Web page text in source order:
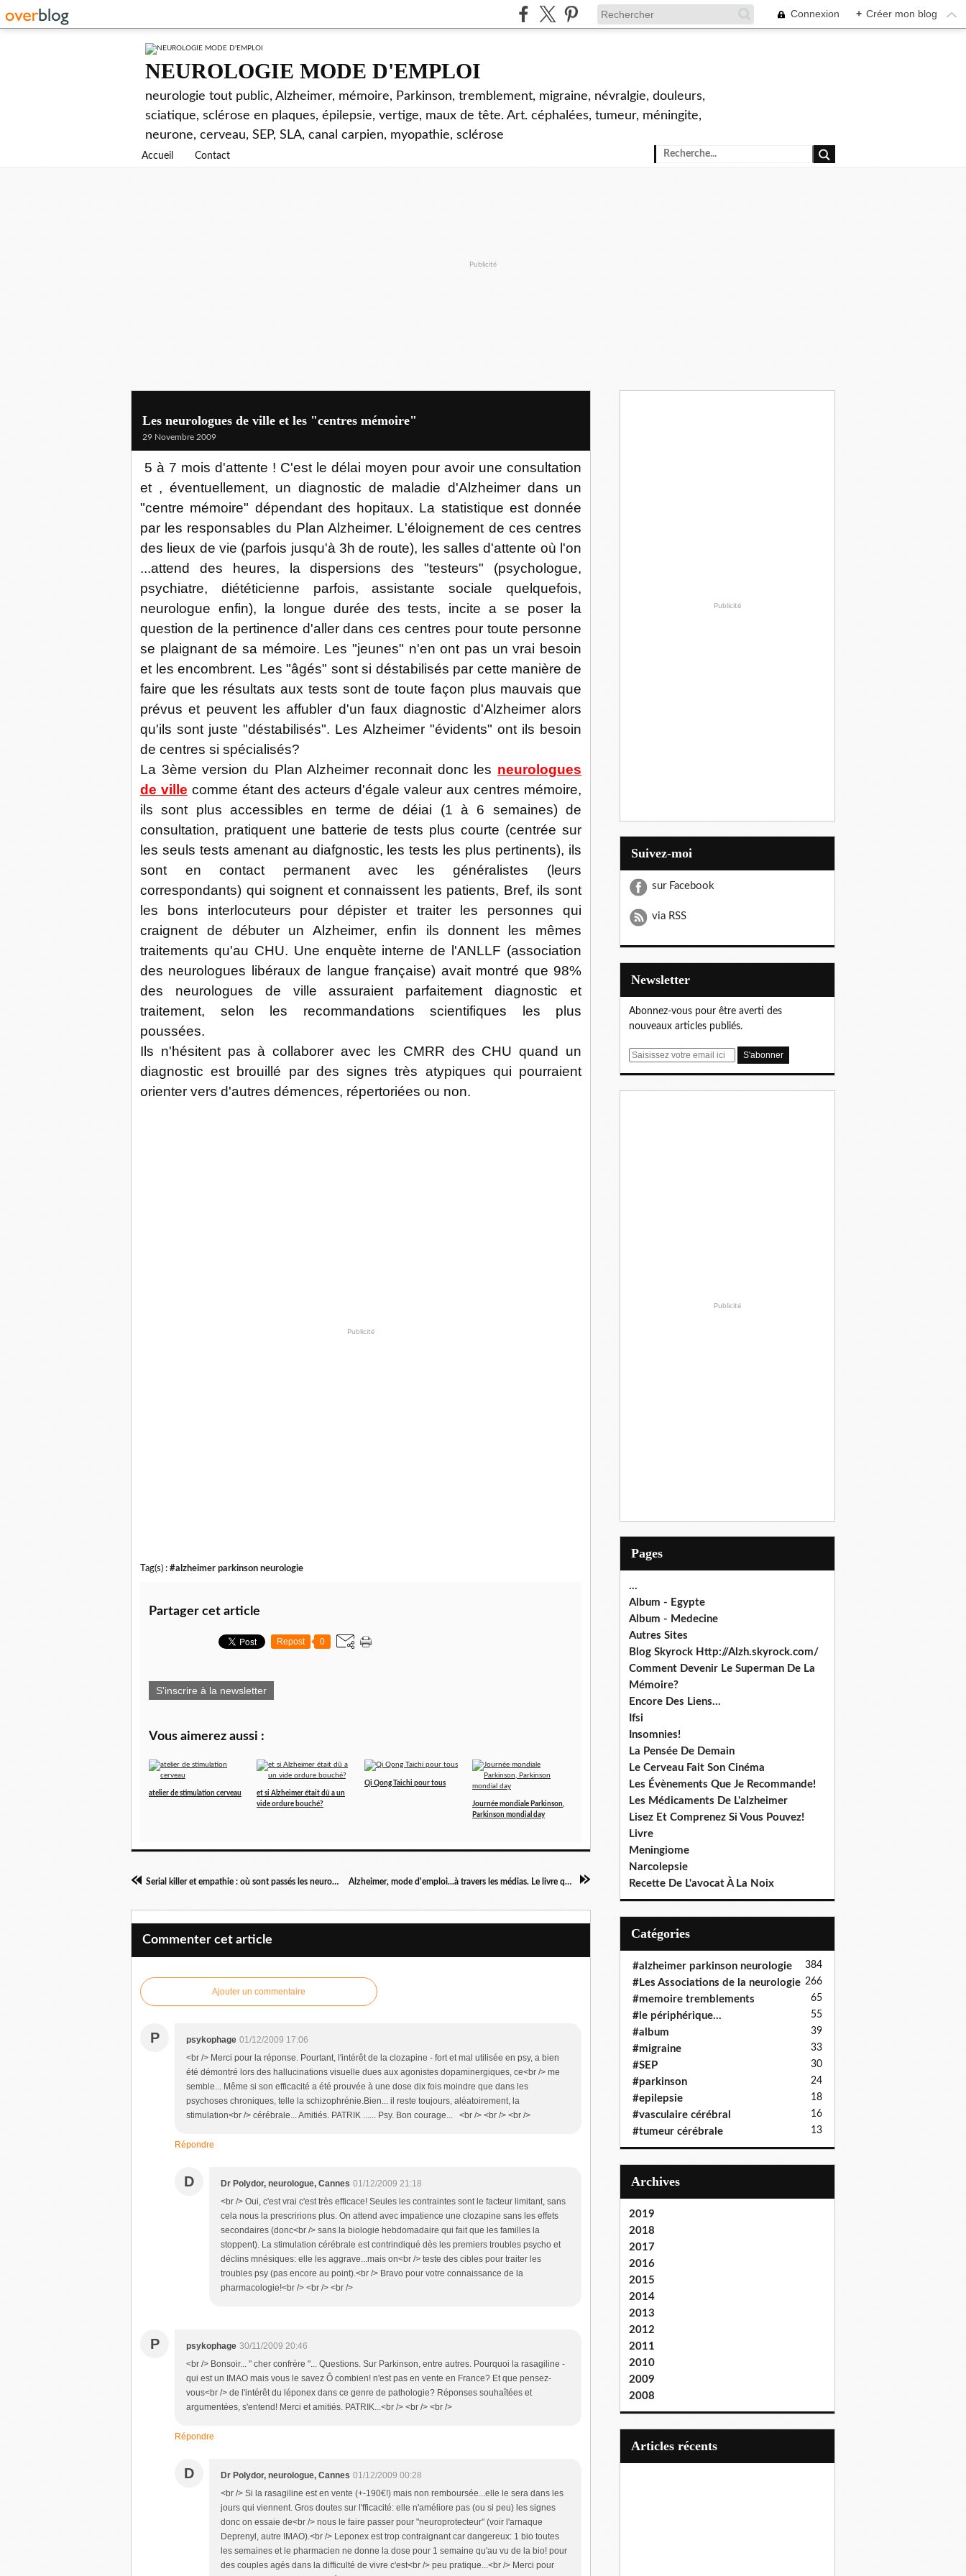
Connexion + Créer mon blog
NEUROLOGIE MODE D'EMPLOI
neurologie tout public, Alzheimer, mémoire, Parkinson, tremblement, migraine, névralgie, douleurs,
sciatique, sclérose en plaques, épilepsie, vertige, maux de tête. Art. céphalées, tumeur, méningite,
neurone, cerveau, SEP, SLA, canal carpien, myopathie, sclérose
Accueil Contact
Publicité
Les neurologues de ville et les "centres mémoire"
29 Novembre 2009
5 à 7 mois d'attente ! C'est le délai moyen pour avoir une consultation
et , éventuellement, un diagnostic de maladie d'Alzheimer dans un
"centre mémoire" dépendant des hopitaux. La statistique est donnée
par les responsables du Plan Alzheimer. L'éloignement de ces centres
des lieux de vie (parfois jusqu'à 3h de route), les salles d'attente où l'on
...attend des heures, la dispersions des "testeurs" (psychologue,
psychiatre, diététicienne parfois, assistante sociale quelquefois,
neurologue enfin), la longue durée des tests, incite a se poser la
question de la pertinence d'aller dans ces centres pour toute personne
se plaignant de sa mémoire. Les "jeunes" n'en ont pas un vrai besoin
et les encombrent. Les "âgés" sont si déstabilisés par cette manière de
faire que les résultats aux tests sont de toute façon plus mauvais que
prévus et peuvent les affubler d'un faux diagnostic d'Alzheimer alors
qu'ils sont juste "déstabilisés". Les Alzheimer "évidents" ont ils besoin
de centres si spécialisés?
La 3ème version du Plan Alzheimer reconnait donc les neurologues
de ville comme étant des acteurs d'égale valeur aux centres mémoire,
ils sont plus accessibles en terme de déiai (1 à 6 semaines) de
consultation, pratiquent une batterie de tests plus courte (centrée sur
les seuls tests amenant au diafgnostic, les tests les plus pertinents), ils
sont en contact permanent avec les généralistes (leurs
correspondants) qui soignent et connaissent les patients, Bref, ils sont
les bons interlocuteurs pour dépister et traiter les personnes qui
craignent de débuter un Alzheimer, enfin ils donnent les mêmes
traitements qu'au CHU. Une enquète interne de l'ANLLF (association
des neurologues libéraux de langue française) avait montré que 98%
des neurologues de ville assuraient parfaitement diagnostic et
traitement, selon les recommandations scientifiques les plus
poussées.
Ils n'hésitent pas à collaborer avec les CMRR des CHU quand un
diagnostic est brouillé par des signes très atypiques qui pourraient
orienter vers d'autres démences, répertoriées ou non.
Publicité
Tag(s) : #alzheimer parkinson neurologie
Partager cet article
Repost 0
S'inscrire à la newsletter
Vous aimerez aussi :
atelier de stimulation cerveau
et si Alzheimer était dû a un
vide ordure bouché?
Qi Qong Taichi pour tous
Journée mondiale Parkinson,
Parkinson mondial day
Serial killer et empathie : où sont passés les neurones miroirs? Alzheimer, mode d'emploi...à travers les médias. Le livre qui fait le buzz.
Commenter cet article
Ajouter un commentaire
P psykophage 01/12/2009 17:06
<br /> Merci pour la réponse. Pourtant, l'intérêt de la clozapine - fort et mal utilisée en psy, a bien
été démontré lors des hallucinations visuelle dues aux agonistes dopaminergiques, ce<br /> me
semble... Même si son efficacité a été prouvée à une dose dix fois moindre que dans les
psychoses chroniques, telle la schizophrénie.Bien... il reste toujours, aléatoirement, la
stimulation<br /> cérébrale... Amitiés. PATRIK ...... Psy. Bon courage... <br /> <br /> <br />
Répondre
D Dr Polydor, neurologue, Cannes 01/12/2009 21:18
<br /> Oui, c'est vrai c'est très efficace! Seules les contraintes sont le facteur limitant, sans
cela nous la prescririons plus. On attend avec impatience une clozapine sans les effets
secondaires (donc<br /> sans la biologie hebdomadaire qui fait que les familles la
stoppent). La stimulation cérébrale est contrindiqué dès les premiers troubles psycho et
déclins mnésiques: elle les aggrave...mais on<br /> teste des cibles pour traiter les
troubles psy (pas encore au point).<br /> Bravo pour votre connaissance de la
pharmacologie!<br /> <br /> <br />
P psykophage 30/11/2009 20:46
<br /> Bonsoir... " cher confrère "... Questions. Sur Parkinson, entre autres. Pourquoi la rasagiline -
qui est un IMAO mais vous le savez Ô combien! n'est pas en vente en France? Et que pensez-
vous<br /> de l'intérêt du léponex dans ce genre de pathologie? Réponses souhaîtées et
argumentées, s'entend! Merci et amitiés. PATRIK...<br /> <br /> <br />
Répondre
D Dr Polydor, neurologue, Cannes 01/12/2009 00:28
<br /> Si la rasagiline est en vente (+-190€!) mais non remboursée...elle le sera dans les
jours qui viennent. Gros doutes sur l'fficacité: elle n'améliore pas (ou si peu) les signes
donc on essaie de<br /> nous le faire passer pour "neuroprotecteur" (voir l'arnaque
Deprenyl, autre IMAO).<br /> Leponex est trop contraignant car dangereux: 1 bio toutes
les semaines et le pharmacien ne donne la dose pour 1 semaine qu'au vu de la bio! pour
des couples agés dans la difficulté de vivre c'est<br /> peu pratique...<br /> Merci pour
Publicité
Suivez-moi
sur Facebook
via RSS
Newsletter
Abonnez-vous pour être averti des
nouveaux articles publiés.
E
Publicité
Pages
...
Album - Egypte
Album - Medecine
Autres Sites
Blog Skyrock Http://Alzh.skyrock.com/
Comment Devenir Le Superman De La
Mémoire?
Encore Des Liens...
Ifsi
Insomnies!
La Pensée De Demain
Le Cerveau Fait Son Cinéma
Les Évènements Que Je Recommande!
Les Médicaments De L'alzheimer
Lisez Et Comprenez Si Vous Pouvez!
Livre
Meningiome
Narcolepsie
Recette De L'avocat À La Noix
Catégories
#alzheimer parkinson neurologie 384
#Les Associations de la neurologie 266
#memoire tremblements 65
#le périphérique... 55
#album 39
#migraine 33
#SEP 30
#parkinson 24
#epilepsie 18
#vasculaire cérébral 16
#tumeur cérébrale 13
Archives
2019
2018
2017
2016
2015
2014
2013
2012
2011
2010
2009
2008
articles récents